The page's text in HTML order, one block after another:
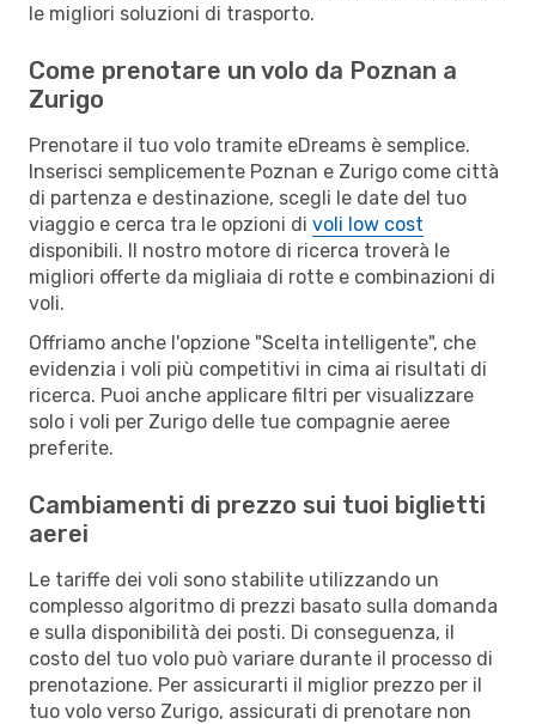
le migliori soluzioni di trasporto.
Come prenotare un volo da Poznan a
Zurigo
Prenotare il tuo volo tramite eDreams è semplice.
Inserisci semplicemente Poznan e Zurigo come città
di partenza e destinazione, scegli le date del tuo
viaggio e cerca tra le opzioni di voli low cost
disponibili. Il nostro motore di ricerca troverà le
migliori offerte da migliaia di rotte e combinazioni di
voli.
Offriamo anche l'opzione "Scelta intelligente", che
evidenzia i voli più competitivi in cima ai risultati di
ricerca. Puoi anche applicare filtri per visualizzare
solo i voli per Zurigo delle tue compagnie aeree
preferite.
Cambiamenti di prezzo sui tuoi biglietti
aerei
Le tariffe dei voli sono stabilite utilizzando un
complesso algoritmo di prezzi basato sulla domanda
e sulla disponibilità dei posti. Di conseguenza, il
costo del tuo volo può variare durante il processo di
prenotazione. Per assicurarti il miglior prezzo per il
tuo volo verso Zurigo, assicurati di prenotare non